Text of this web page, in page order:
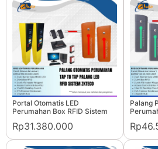
Portal Otomatis LED
Perumahan Box RFID Sistem
Rp31.380.000
Palang